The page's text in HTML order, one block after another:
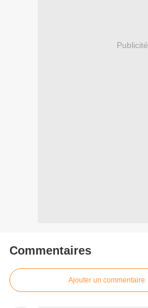
Publicité
Commentaires
Ajouter un commentaire